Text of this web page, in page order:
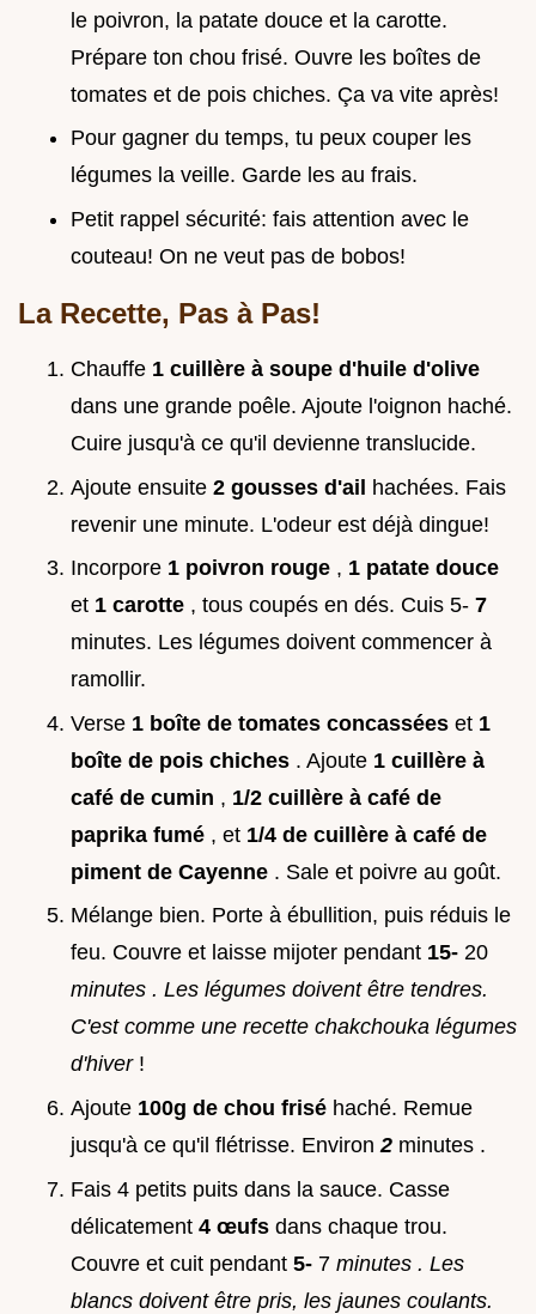
le poivron, la patate douce et la carotte.
Prépare ton chou frisé. Ouvre les boîtes de
tomates et de pois chiches. Ça va vite après!
Pour gagner du temps, tu peux couper les
légumes la veille. Garde les au frais.
Petit rappel sécurité: fais attention avec le
couteau! On ne veut pas de bobos!
La Recette, Pas à Pas!
Chauffe 1 cuillère à soupe d'huile d'olive
dans une grande poêle. Ajoute l'oignon haché.
Cuire jusqu'à ce qu'il devienne translucide.
Ajoute ensuite 2 gousses d'ail hachées. Fais
revenir une minute. L'odeur est déjà dingue!
Incorpore 1 poivron rouge , 1 patate douce
et 1 carotte , tous coupés en dés. Cuis 5- 7
minutes. Les légumes doivent commencer à
ramollir.
Verse 1 boîte de tomates concassées et 1
boîte de pois chiches . Ajoute 1 cuillère à
café de cumin , 1/2 cuillère à café de
paprika fumé , et 1/4 de cuillère à café de
piment de Cayenne . Sale et poivre au goût.
Mélange bien. Porte à ébullition, puis réduis le
feu. Couvre et laisse mijoter pendant 15- 20
minutes . Les légumes doivent être tendres.
C'est comme une recette chakchouka légumes
d'hiver !
Ajoute 100g de chou frisé haché. Remue
jusqu'à ce qu'il flétrisse. Environ2 minutes .
Fais 4 petits puits dans la sauce. Casse
délicatement 4 œufs dans chaque trou.
Couvre et cuit pendant 5- 7 minutes . Les
blancs doivent être pris, les jaunes coulants.